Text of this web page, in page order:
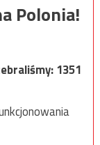
Polonia!
1351